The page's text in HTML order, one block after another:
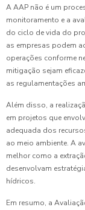
A AAP não é um
monitoramento e a
do ciclo de vida do
as empresas podem
operações conforme
mitigação sejam
as regulamentações
Além disso, a
em projetos que
adequada dos
ao meio ambiente. A
melhor como a
desenvolvam
hídricos.
Em resumo, a